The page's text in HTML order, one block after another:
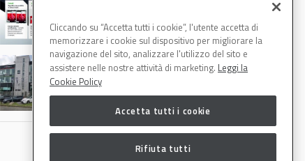
che riducono
consumi energetici,
tempi e costi in
carrozzeria
Il Gruppo Intergea
si rafforza in
Lombardia
Cliccando su “Accetta tutti i cookie”, l'utente accetta di
memorizzare i cookie sul dispositivo per migliorare la
navigazione del sito, analizzare l'utilizzo del sito e
assistere nelle nostre attività di marketing. Leggi la
Cookie Policy
Accetta tutti i cookie
Rifiuta tutti